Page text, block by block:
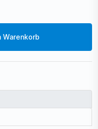
Warenkorb